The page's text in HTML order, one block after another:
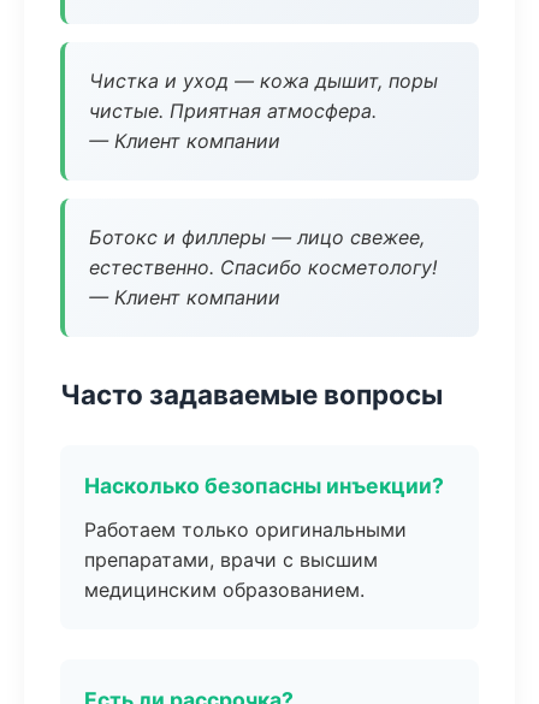
Чистка и уход — кожа дышит, поры
чистые. Приятная атмосфера.
— Клиент компании
Ботокс и филлеры — лицо свежее,
естественно. Спасибо косметологу!
— Клиент компании
Часто задаваемые вопросы
Насколько безопасны инъекции?
Работаем только оригинальными
препаратами, врачи с высшим
медицинским образованием.